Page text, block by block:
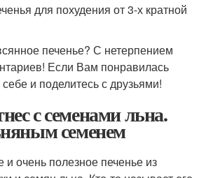
для похудения от 3-х кратной
печенье? С нетерпением
Если Вам понравилась
и поделитесь с друзьями!
с семенами льна.
семенем
и очень полезное печенье из